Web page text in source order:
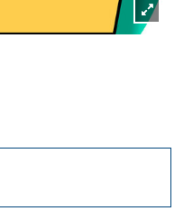
Lightbox